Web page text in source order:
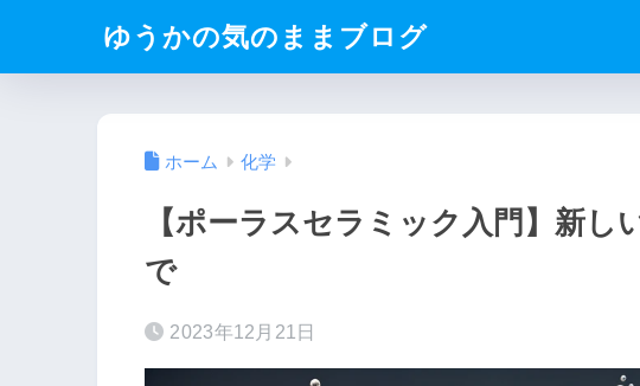
ゆうかの気のままブログ
ホーム 化学
【ポーラスセラミック入門】新し
で
2023年12月21日